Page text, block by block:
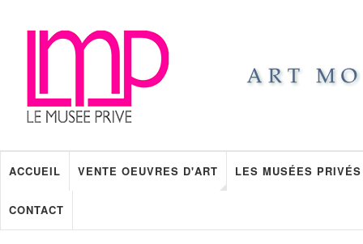
ACCUEIL VENTE OEUVRES D'ART LES MUSÉES PRIVÉS
CONTACT